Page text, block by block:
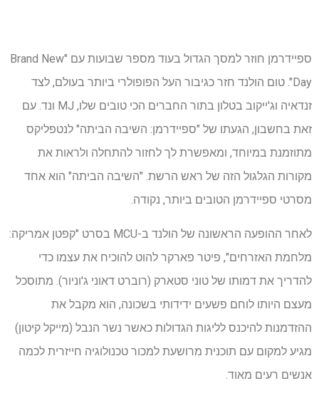
ספיידרמן חוזר למסך הגדול בעוד מספר שבועות עם "Brand New
Day". טום הולנד חזר כגיבור העל הפופולרי ביותר בעולם, לצד
זנדאיה וג'ייקוב בטלון בתור החברים הכי טובים שלו, MJ ונד. עם
זאת בחשבון, הגעתו של "ספיידרמן: השיבה הביתה" לנטפליקס
מתוזמנת במיוחד, ומאפשרת לך לחזור להתחלה ולראות את
מקורות הגלגול הזה של ראש הרשת. "השיבה הביתה" הוא אחד
מסרטי ספיידרמן הטובים ביותר, נקודה.
לאחר ההופעה הראשונה של הולנד ב-MCU בסרט "קפטן אמריקה:
מלחמת האזרחים", פיטר פארקר להוט להוכיח את עצמו כדי
להדריך את דמותו של טוני סטארק (רוברט דאוני ג'וניור). מתוסכל
מעצם היותו לוחם פשעים ידידותי בשכונה, הוא מקבל את
ההזדמנות להיכנס לליגות הגדולות כאשר נשר הנבל (מייקל קיטון)
מגיע למקום עם תוכנית מרושעת למכור טכנולוגיה חייזרית לכמה
אנשים רעים מאוד.